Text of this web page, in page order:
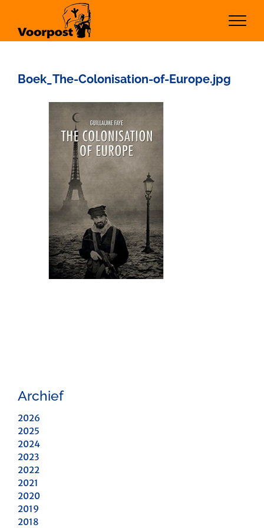
inhoud
Boek_The-Colonisation-of-Europe.jpg
Archief
2026
2025
2024
2023
2022
2021
2020
2019
2018